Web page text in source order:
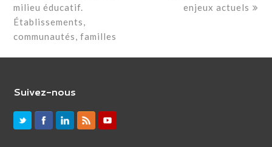
milieu éducatif.
Établissements,
communautés, familles
enjeux actuels
Suivez-nous